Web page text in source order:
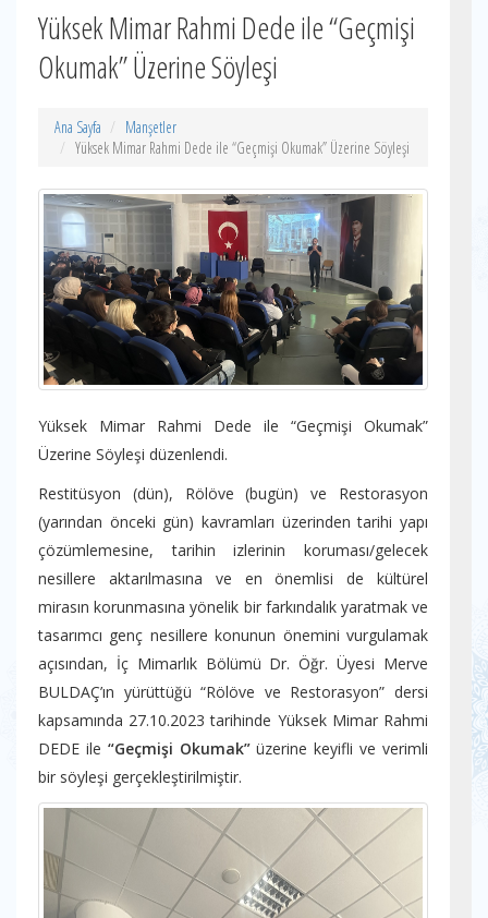
Yüksek Mimar Rahmi Dede ile “Geçmişi
Okumak” Üzerine Söyleşi
Ana Sayfa
Manşetler
Yüksek Mimar Rahmi Dede ile “Geçmişi Okumak” Üzerine Söyleşi
Yüksek Mimar Rahmi Dede ile “Geçmişi Okumak”
Üzerine Söyleşi düzenlendi.
Restitüsyon (dün), Rölöve (bugün) ve Restorasyon
(yarından önceki gün) kavramları üzerinden tarihi yapı
çözümlemesine, tarihin izlerinin koruması/gelecek
nesillere aktarılmasına ve en önemlisi de kültürel
mirasın korunmasına yönelik bir farkındalık yaratmak ve
tasarımcı genç nesillere konunun önemini vurgulamak
açısından, İç Mimarlık Bölümü Dr. Öğr. Üyesi Merve
BULDAÇ’ın yürüttüğü “Rölöve ve Restorasyon” dersi
kapsamında 27.10.2023 tarihinde Yüksek Mimar Rahmi
DEDE ile “Geçmişi Okumak”üzerine keyifli ve verimli
bir söyleşi gerçekleştirilmiştir.